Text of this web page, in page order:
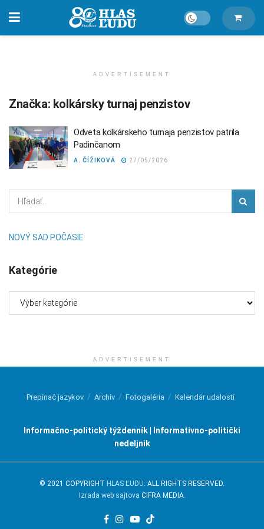
ADVERTISEMENT
Značka: kolkársky turnaj penzistov
Odveta kolkárskeho turnaja penzistov patrila
Padinčanom
A. ČÍŽIKOVÁ 27/05/2026
NOVÝ SAD POČASIE
Kategórie
ADVERTISEMENT
Prepínač jazykov Archív Fotogaléria Kalendár udalostí
Informačno-politický týždenník | Informativno-politički
nedeljnik
© 2021 COPYRIGHT HLAS ĽUDU . ALL RIGHTS RESERVED.
Izrada web sajtova CIFRA MEDIA.